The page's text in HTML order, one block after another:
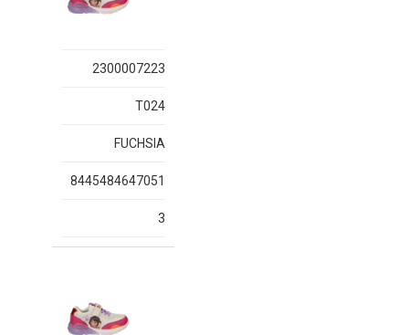
2300007223
T024
FUCHSIA
8445484647051
3